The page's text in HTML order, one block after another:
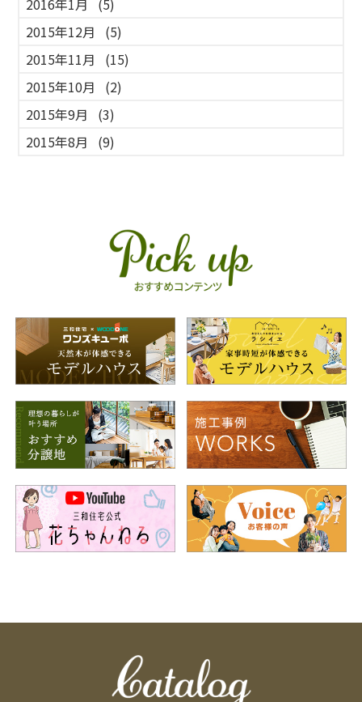
2015年12月
(5)
2015年11月
(15)
2015年10月
(2)
2015年9月
(3)
2015年8月
(9)